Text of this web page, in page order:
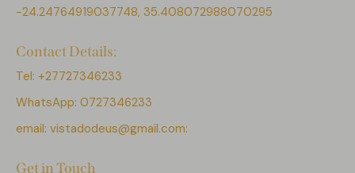
-24.24764919037748, 35.408072988070295
Contact Details:
Tel: +27727346233
WhatsApp: 0727346233
email: vistadodeus@gmail.com:
Get in Touch